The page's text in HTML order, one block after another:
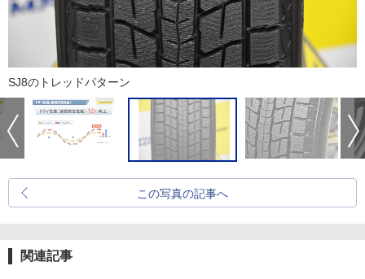
SJ8のトレッドパターン
この写真の記事へ
関連記事